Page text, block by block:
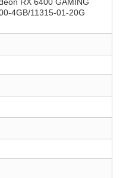
RX 6400 GAMING
4GB/11315-01-20G